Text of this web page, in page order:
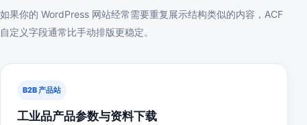
如果你的 WordPress 网站经常需要重复展示结构类似的内容，ACF
自定义字段通常比手动排版更稳定。
B2B 产品站
工业品产品参数与资料下载